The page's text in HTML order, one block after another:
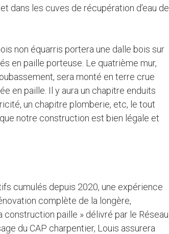
dans les cuves de récupération d’eau de
non équarris portera une dalle bois sur
en paille porteuse. Le quatrième mur,
sera monté en terre crue
en paille. Il y aura un chapitre enduits
un chapitre plomberie, etc, le tout
notre construction est bien légale et
cumulés depuis 2020, une expérience
complète de la longère,
construction paille » délivré par le Réseau
du CAP charpentier, Louis assurera